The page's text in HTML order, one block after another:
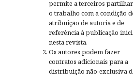
permite a terceiros
o trabalho com a condição
atribuição de autoria e de
referência à publicação
nesta revista.
Os autores podem fazer
contratos adicionais para a
distribuição não-exclusiva